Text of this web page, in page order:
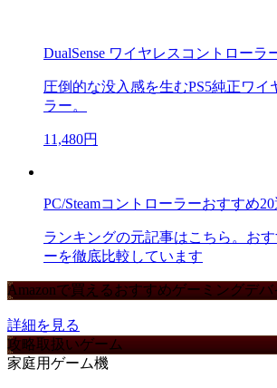
DualSense ワイヤレスコントローラ
圧倒的な没入感を生むPS5純正ワイ
ラー。
11,480円
PC/Steamコントローラーおすすめ
ランキングの元記事はこちら。お
ーを徹底比較しています
Amazonで買えるおすすめゲーミングデバ
詳細を見る
攻略取扱いゲーム
家庭用ゲーム機